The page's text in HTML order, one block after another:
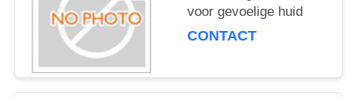
voor gevoelige huid
CONTACT